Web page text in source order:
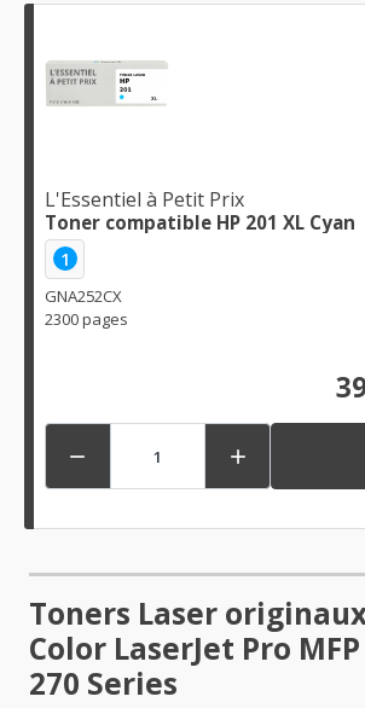
L'Essentiel à Petit Prix
Toner compatible HP 201 XL Cyan
1
GNA252CX
2300 pages
 
Toners Laser
Color LaserJet Pro
270 Series